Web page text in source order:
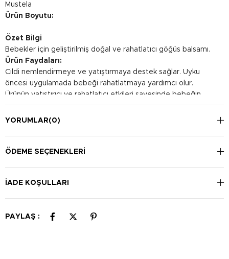
Mustela
Ürün Boyutu:
Özet Bilgi
Bebekler için geliştirilmiş doğal ve rahatlatıcı göğüs balsamı.
Ürün Faydaları:
Cildi nemlendirmeye ve yatıştırmaya destek sağlar. Uyku
öncesi uygulamada bebeği rahatlatmaya yardımcı olur.
Ürünün yatıştırıcı ve rahatlatıcı etkileri sayesinde bebeğin
huzurlu ve rahat bir uyku geçirmesine yardımcı olur.
Kullanım Şekli:
YORUMLAR(0)
ÖDEME SEÇENEKLERI
İADE KOŞULLARI
PAYLAŞ :